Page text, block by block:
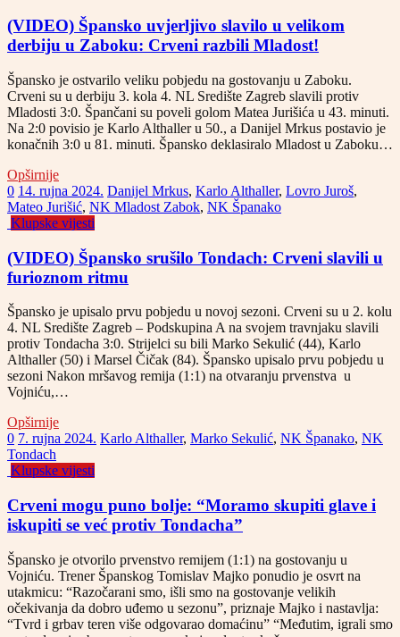
(VIDEO) Špansko uvjerljivo slavilo u velikom
derbiju u Zaboku: Crveni razbili Mladost!
Špansko je ostvarilo veliku pobjedu na gostovanju u Zaboku.
Crveni su u derbiju 3. kola 4. NL Središte Zagreb slavili protiv
Mladosti 3:0. Špančani su poveli golom Matea Jurišića u 43. minuti.
Na 2:0 povisio je Karlo Althaller u 50., a Danijel Mrkus postavio je
konačnih 3:0 u 81. minuti. Špansko deklasiralo Mladost u Zaboku…
Opširnije
0 14. rujna 2024. Danijel Mrkus, Karlo Althaller, Lovro Juroš,
Mateo Jurišić, NK Mladost Zabok, NK Španako
Klupske vijesti
(VIDEO) Špansko srušilo Tondach: Crveni slavili u
furioznom ritmu
Špansko je upisalo prvu pobjedu u novoj sezoni. Crveni su u 2. kolu
4. NL Središte Zagreb – Podskupina A na svojem travnjaku slavili
protiv Tondacha 3:0. Strijelci su bili Marko Sekulić (44), Karlo
Althaller (50) i Marsel Čičak (84). Špansko upisalo prvu pobjedu u
sezoni Nakon mršavog remija (1:1) na otvaranju prvenstva u
Vojniću,…
Opširnije
0 7. rujna 2024. Karlo Althaller, Marko Sekulić, NK Španako, NK
Tondach
Klupske vijesti
Crveni mogu puno bolje: “Moramo skupiti glave i
iskupiti se već protiv Tondacha”
Špansko je otvorilo prvenstvo remijem (1:1) na gostovanju u
Vojniću. Trener Španskog Tomislav Majko ponudio je osvrt na
utakmicu: “Razočarani smo, išli smo na gostovanje velikih
očekivanja da dobro uđemo u sezonu”, priznaje Majko i nastavlja:
“Tvrd i grbav teren više odgovarao domaćinu” “Međutim, igrali smo